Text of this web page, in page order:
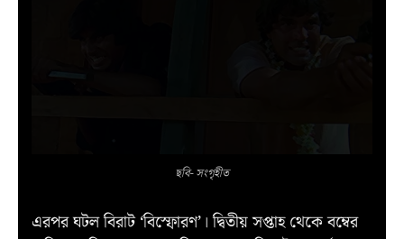
ছবি- সংগৃহীত
এরপর ঘটল বিরাট ‘বিস্ফোরণ’। দ্বিতীয় সপ্তাহ থেকে বম্বের